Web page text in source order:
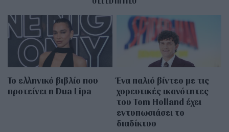
Το ελληνικό βιβλίο που
προτείνει η Dua Lipa
Ένα παλιό βίντεο με τις
χορευτικές ικανότητες
του Tom Holland έχει
εντυπωσιάσει το
διαδίκτυο